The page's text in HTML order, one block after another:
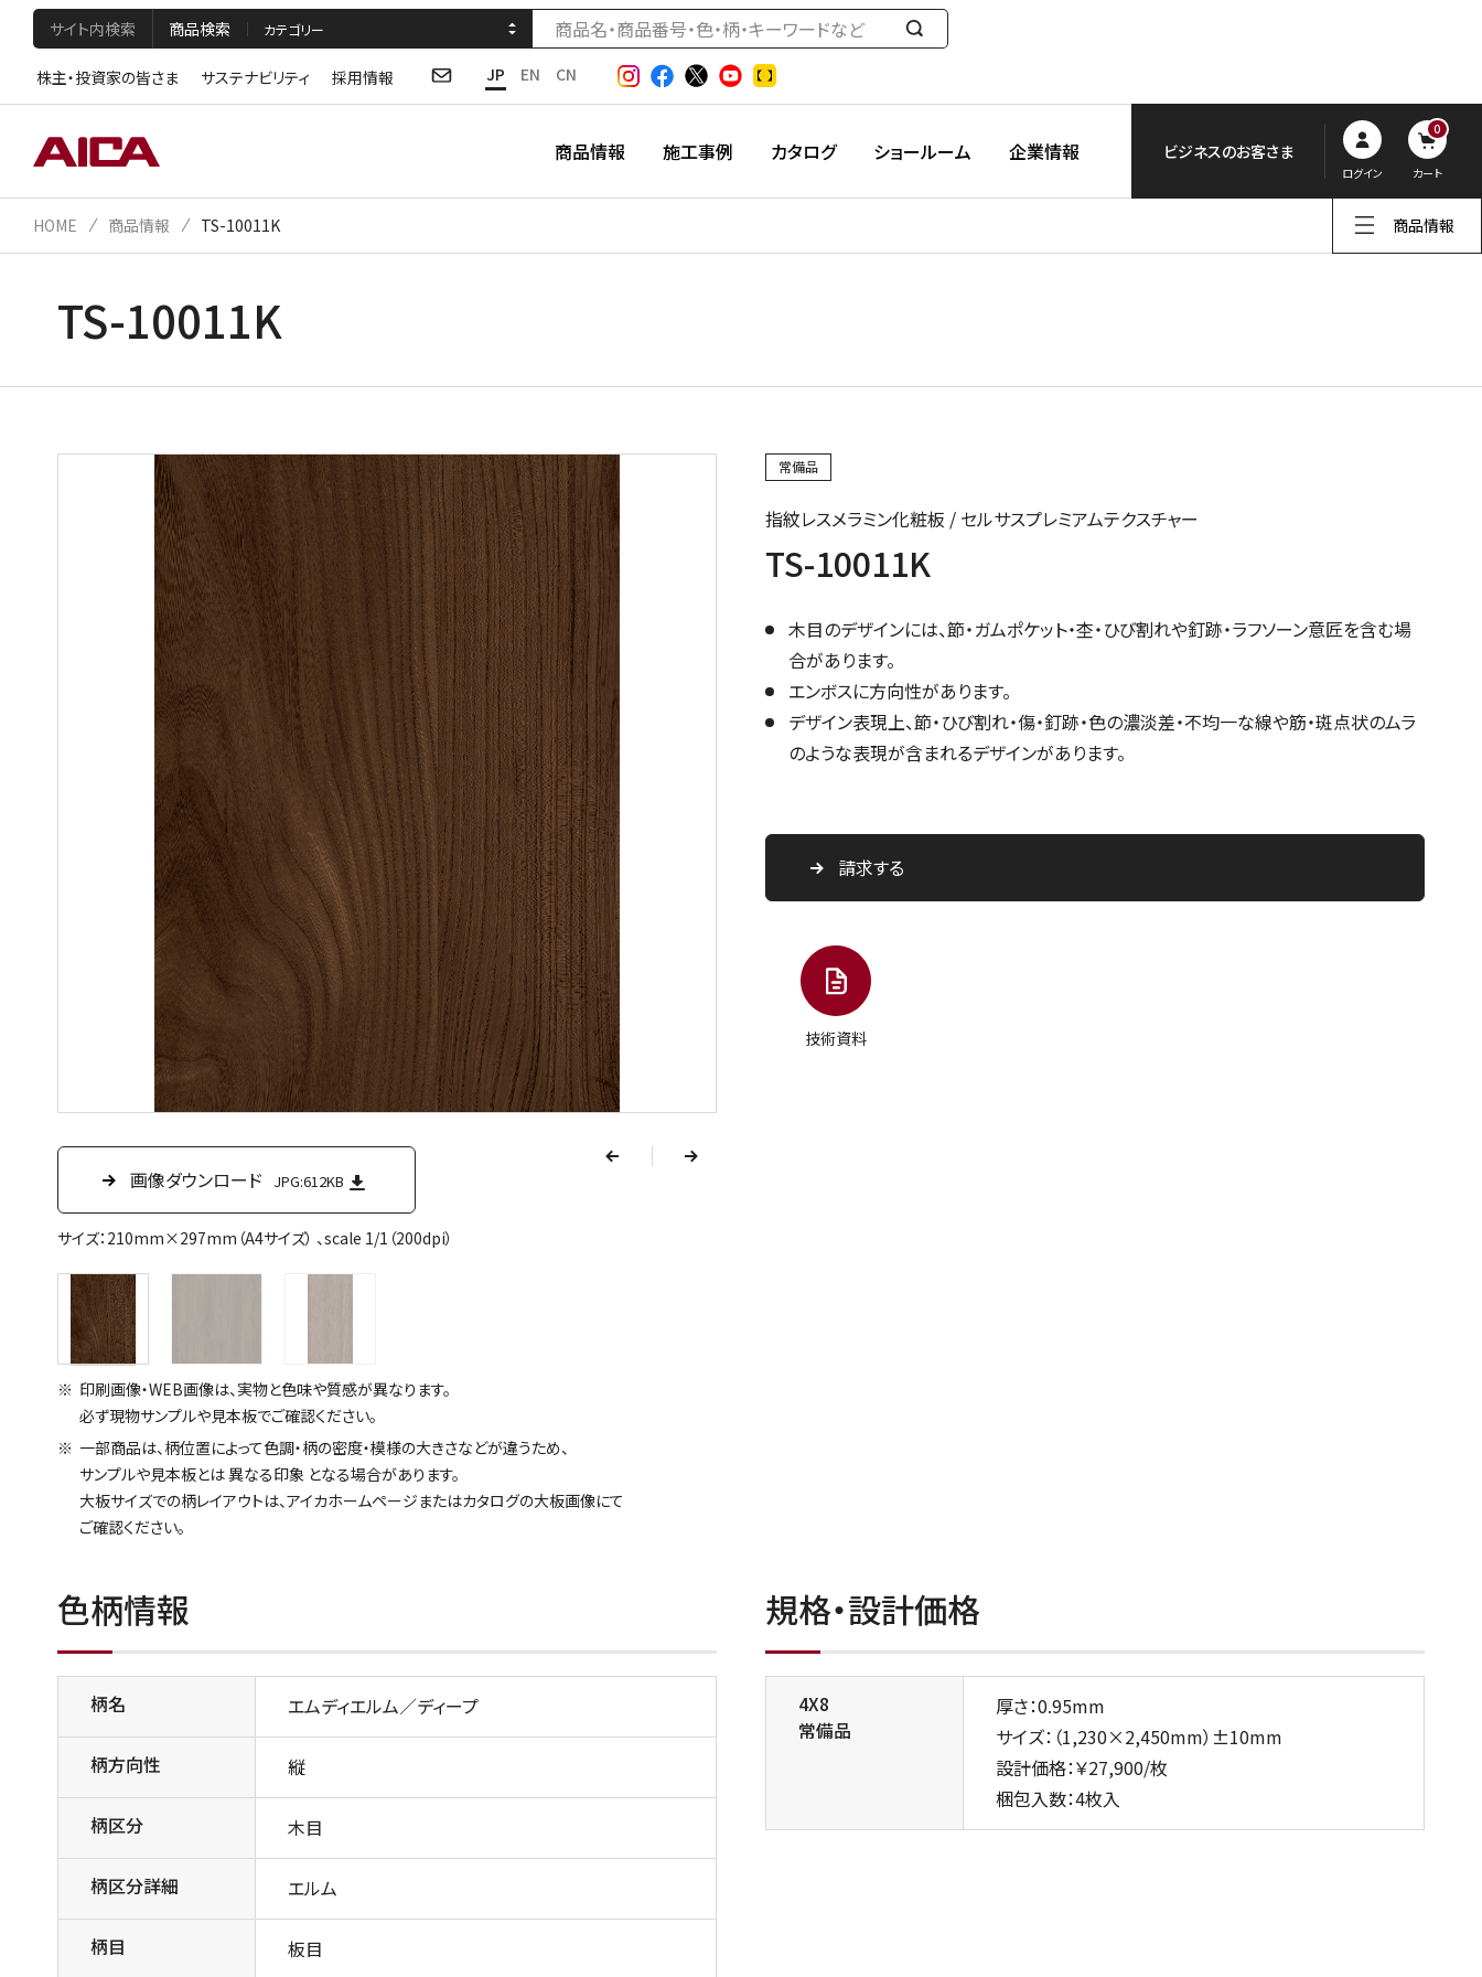
サイト内検索 商品検索
検
す
株主・投資家の皆さま サステナビリティ 採用情報 JP EN CN
商品情報 施工事例 カタログ ショールーム 企業情報 ビジネスのお客さま
ログイン
0
カート
商品情報
HOME 商品情報 TS-10011K
TS-10011K
r
e
v
n
画像ダウンロード JPG:612KB
サイズ：210mm×297mm（A4サイズ） 、scale 1/1（200dpi）
画像ダウンロード JPG:42.9KB
画像ダウンロード JPG:1.3MB
印刷画像・WEB画像は、実物と色味や質感が異なります。
必ず現物サンプルや見本板でご確認ください。
一部商品は、柄位置によって色調・柄の密度・模様の大きさなどが違うため、
サンプルや見本板とは 異なる印象 となる場合があります。
大板サイズでの柄レイアウトは、アイカホームページまたはカタログの大板画像にて
ご確認ください。
常備品
指紋レスメラミン化粧板 / セルサスプレミアムテクスチャー
TS-10011K
木目のデザインには、節・ガムポケット・杢・ひび割れや釘跡・ラフソーン意匠を含む場
合があります。
エンボスに方向性があります。
デザイン表現上、節・ひび割れ・傷・釘跡・色の濃淡差・不均一な線や筋・斑点状のムラ
のような表現が含まれるデザインがあります。
請求する
技術資料
色柄情報
柄名 エムディエルム／ディープ
柄方向性 縦
柄区分 木目
柄区分詳細 エルム
柄目 板目
規格・設計価格
4X8
常備品
厚さ：0.95mm
サイズ：（1,230×2,450mm）±10mm
設計価格：￥27,900/枚
梱包入数：4枚入